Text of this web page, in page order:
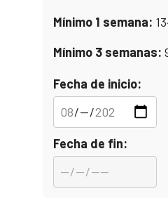
Mínimo 1 semana:
Mínimo 3 semanas:
Fecha de inicio:
Fecha de fin: